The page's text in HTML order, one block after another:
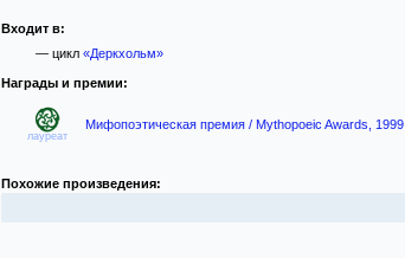
Входит в:
— цикл «Деркхольм»
Награды и премии:
лауреат
Мифопоэтическая премия / Mythopoeic Awards, 1999
Похожие произведения: